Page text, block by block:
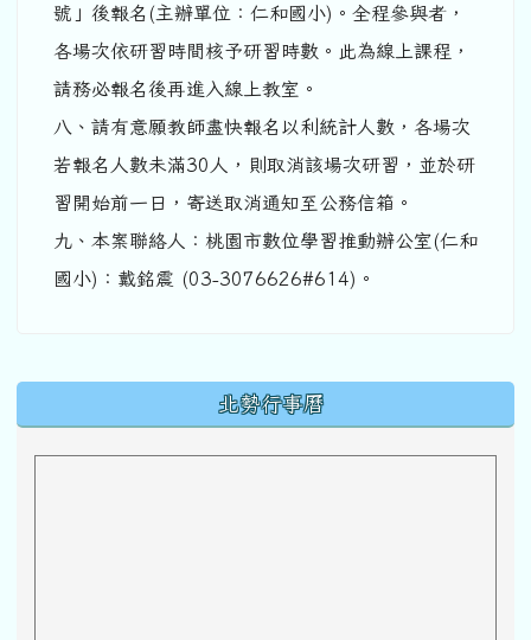
號」後報名(主辦單位：仁和國小)。全程參與者，
各場次依研習時間核予研習時數。此為線上課程，
請務必報名後再進入線上教室。
八、請有意願教師盡快報名以利統計人數，各場次
若報名人數未滿30人，則取消該場次研習，並於研
習開始前一日，寄送取消通知至公務信箱。
九、本案聯絡人：桃園市數位學習推動辦公室(仁和
國小)：戴銘震 (03-3076626#614)。
北勢行事曆